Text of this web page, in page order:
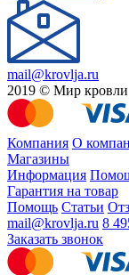
mail@krovlja.ru
2019 © Мир кровли
Компания О
Магазины
Информация
Гарантия на товар
Помощь Статьи
mail@krovlja.ru 8
Заказать звонок